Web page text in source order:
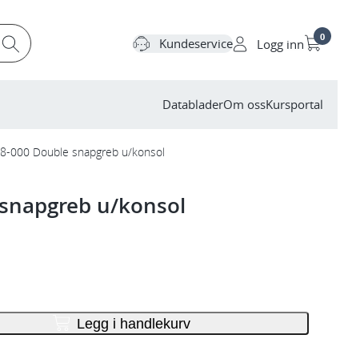
Kundeservice Logg inn 0
DatabladerOm ossKursportal
000 Double snapgreb u/konsol
u/konsol
Legg i handlekurv